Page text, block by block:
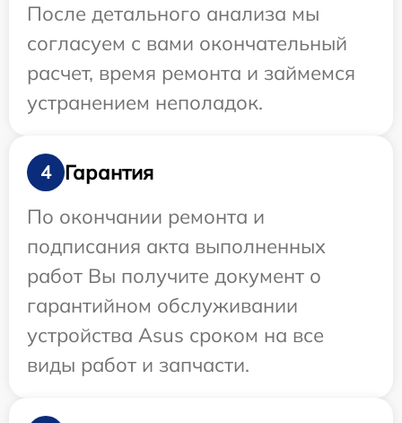
После детального анализа мы
согласуем с вами окончательный
расчет, время ремонта и займемся
устранением неполадок.
4
Гарантия
По окончании ремонта и
подписания акта выполненных
работ Вы получите документ о
гарантийном обслуживании
устройства Asus сроком на все
виды работ и запчасти.